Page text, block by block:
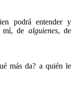
podrá entender y
mí, de alguienes, de
más da? a quién le